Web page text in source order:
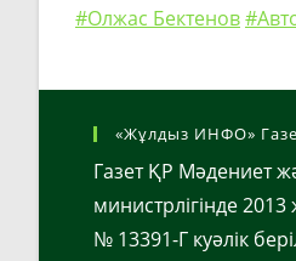
#Олжас Бектенов
«Жұлдыз ИНФО»
Газет ҚР Мәдениет
министрлігінде
№ 13391-Г куәлік